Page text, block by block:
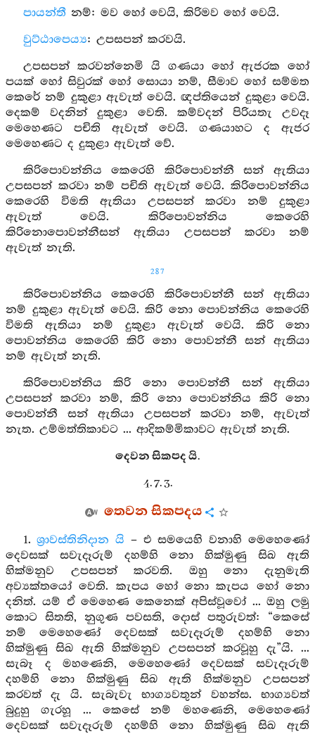
පායන්තී නම්: මව හෝ වෙයි, කිරිමව හෝ වෙයි.
වුට්ඨාපෙය්‍ය: උපසපන් කරවයි.
උපසපන් කරවන්නෙමි යි ගණයා හෝ ඇජරක හෝ
පයක් හෝ සිවුරක් හෝ සොයා නම්, සීමාව හෝ සම්මත
කෙරේ නම් දුකුළා ඇවැත් වෙයි. ඥප්තියෙන් දුකුළා වෙයි.
දෙකම් වදනින් දුකුළා වෙති. කම්වදන් පිරියතැ උවදෑ
මෙහෙණට පචිති ඇවැත් වෙයි. ගණයාහට ද ඇජර
මෙහෙණට ද දුකුළා ඇවැත් වේ.
කිරිපොවන්නිය කෙරෙහි කිරිපොවන්නී සන් ඇතියා
උපසපන් කරවා නම් පචිති ඇවැත් වෙයි. කිරිපොවන්නිය
කෙරෙහි විමති ඇතියා උපසපන් කරවා නම් දුකුළා
ඇවැත් වෙයි. කිරිපොවන්නිය කෙරෙහි
කිරිනොපොවන්නීසන් ඇතියා උපසපන් කරවා නම්
ඇවැත් නැති.
287
කිරිපොවන්නිය කෙරෙහි කිරිපොවන්නී සන් ඇතියා
නම් දුකුළා ඇවැත් වෙයි. කිරි නො පොවන්නිය කෙරෙහි
විමති ඇතියා නම් දුකුළා ඇවැත් වෙයි. කිරි නො
පොවන්නිය කෙරෙහි කිරි නො පොවන්නී සන් ඇතියා
නම් ඇවැත් නැති.
කිරිපොවන්නිය කිරි නො පොවන්නී සන් ඇතියා
උපසපන් කරවා නම්, කිරි නො පොවන්නිය කිරි නො
පොවන්නී සන් ඇතියා උපසපන් කරවා නම්, ඇවැත්
නැත. උම්මත්තිකාවට ... ආදිකම්මිකාවට ඇවැත් නැති.
දෙවන සිකපද යි.
4. 7. 3.
තෙවන සිකපදය
1.ශ්‍රාවස්තිනිදාන යි – එ සමයෙහි වනාහි මෙහෙණෝ
දෙවසක් සවැදෑරුම් දහම්හි නො හික්මුණු සිඛ ඇති
හික්මනුව උපසපන් කරවති. ඔහු නො දැනුමැති
අව්‍යක්තයෝ වෙති. කැපය හෝ නො කැපය හෝ නො
දනිත්. යම් ඒ මෙහෙණ කෙනෙක් අපිස්වූවෝ ... ඔහු ලමු
කොට සිතති, නුගුණ පවසති, දොස් පතුරුවත්: “කෙසේ
නම් මෙහෙණෝ දෙවසක් සවැදෑරුම් දහම්හි නො
හික්මුණු සිඛ ඇති හික්මනුව උපසපන් කරවූහු දැ”යි. ...
සැබෑ ද මහණෙනි, මෙහෙණෝ දෙවසක් සවැදෑරුම්
දහම්හි නො හික්මුණු සිඛ ඇති හික්මනුව උපසපන්
කරවත් දැ යි. සැබැවැ භාග්‍යවතුන් වහන්ස. භාග්‍යවත්
බුදුහු ගැරහූ ... කෙසේ නම් මහණෙනි, මෙහෙණෝ
දෙවසක් සවැදෑරුම් දහම්හි නො හික්මුණු සිඛ ඇති